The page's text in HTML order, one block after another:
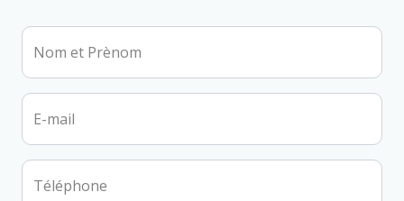
Nom et Prènom
E-mail
Téléphone